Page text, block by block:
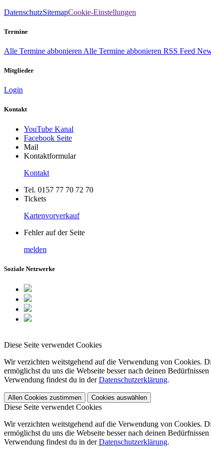
DatenschutzSitemapCookie-Einstellungen
Termine
Alle Termine abbonieren Alle Termine abbonieren RSS Feed
Mitglieder
Login
Kontakt
YouTube Kanal
Facebook Seite
Mail
Kontaktformular
Kontakt
Tel. 0157 77 70 72 70
Tickets
Kartenvorverkauf
Fehler auf der Seite
melden
Soziale Netzwerke
Diese Seite verwendet Cookies
Wir verzichten weitstgehend auf die Verwendung von Cookies.
ermöglichst du uns die Webseite besser nach deinen
Verwendung findest du in derDatenschutzerklärung.
Allen Cookies zustimmen Cookies auswählen
Diese Seite verwendet Cookies
Wir verzichten weitstgehend auf die Verwendung von Cookies.
ermöglichst du uns die Webseite besser nach deinen
Verwendung findest du in derDatenschutzerklärung.